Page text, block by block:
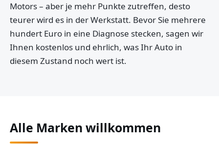
Motors – aber je mehr Punkte zutreffen, desto
teurer wird es in der Werkstatt. Bevor Sie mehrere
hundert Euro in eine Diagnose stecken, sagen wir
Ihnen kostenlos und ehrlich, was Ihr Auto in
diesem Zustand noch wert ist.
Alle Marken willkommen